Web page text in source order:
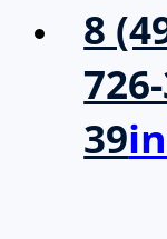
8
39